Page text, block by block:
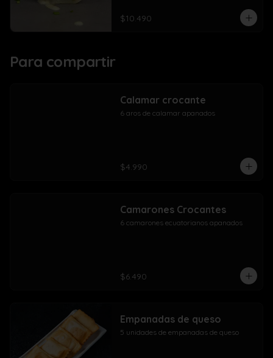
$10.490
Para compartir
Calamar crocante
6 aros de calamar apanados
$4.990
Camarones Crocantes
6 camarones ecuatorianos apanados
$6.490
Empanadas de queso
5 unidades de empanadas de queso